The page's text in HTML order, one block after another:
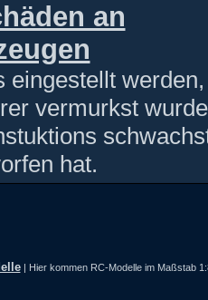
an
eingestellt
vermurkst
hat.
| Hier kommen RC-Modelle im Maßstab